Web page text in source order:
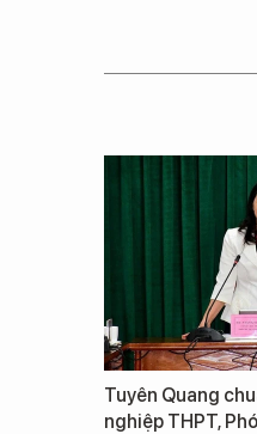
Tuyên Quang
nghiệp THPT,